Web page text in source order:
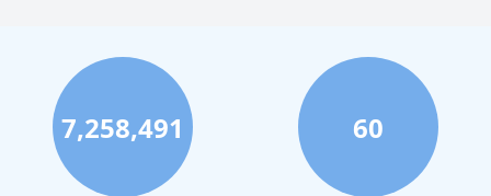
7,258,491 60